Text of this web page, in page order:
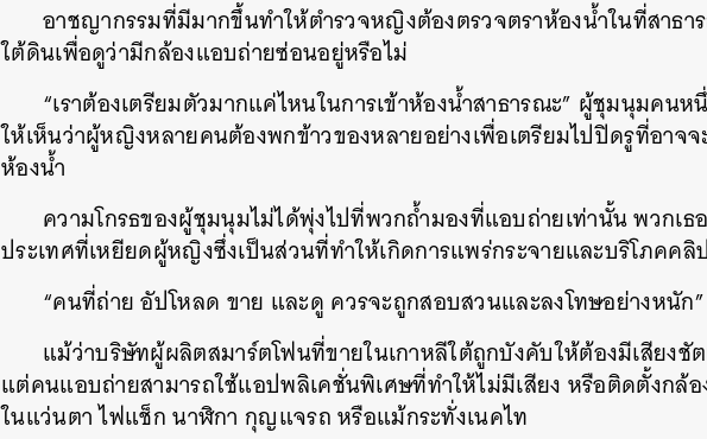
อาชญากรรมที่มีมากขึ้นทำให้ตำรวจหญิงต้องตรวจตราห้องน้ำในที่สาธา
ใต้ดินเพื่อดูว่ามีกล้องแอบถ่ายซ่อนอยู่หรือไม่
“เราต้องเตรียมตัวมากแค่ไหนในการเข้าห้องน้ำสาธารณะ” ผู้ชุมนุมคน
ให้เห็นว่าผู้หญิงหลายคนต้องพกข้าวของหลายอย่างเพื่อเตรียมไปปิดรูที่อาจจ
ห้องน้ำ
ความโกรธของผู้ชุมนุมไม่ได้พุ่งไปที่พวกถ้ำมองที่แอบถ่ายเท่านั้น พวกเ
ประเทศที่เหยียดผู้หญิงซึ่งเป็นส่วนที่ทำให้เกิดการแพร่กระจายและบริโภคคลิ
“คนที่ถ่าย อัปโหลด ขาย และดู ควรจะถูกสอบสวนและลงโทษอย่างหนัก
แม้ว่าบริษัทผู้ผลิตสมาร์ตโฟนที่ขายในเกาหลีใต้ถูกบังคับให้ต้องมีเสียงชัต
แต่คนแอบถ่ายสามารถใช้แอปพลิเคชั่นพิเศษที่ทำให้ไม่มีเสียง หรือติดตั้งกล้
ในแว่นตา ไฟแช็ก นาฬิกา กุญแจรถ หรือแม้กระทั่งเนคไท